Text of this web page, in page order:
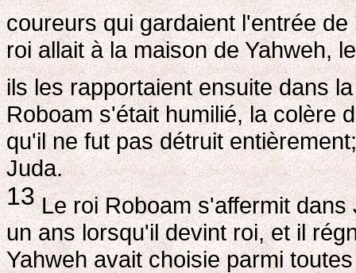
coureurs qui gardaient l'entrée
roi allait à la maison de Yahweh,
ils les rapportaient ensuite dans
Roboam s'était humilié, la colère
qu'il ne fut pas détruit
Juda.
13Le roi Roboam s'affermit dans
un ans lorsqu'il devint roi, et il
Yahweh avait choisie parmi